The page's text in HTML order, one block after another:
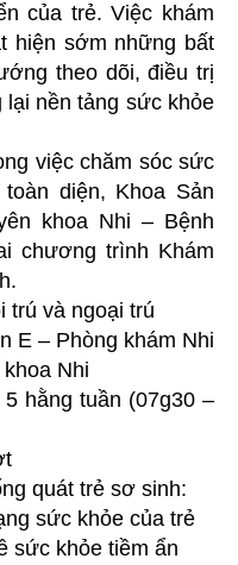
của trẻ. Việc khám
hiện sớm những bất
theo dõi, điều trị
nền tảng sức khỏe
việc chăm sóc sức
diện, Khoa Sản
khoa Nhi – Bệnh
chương trình Khám
trú và ngoại trú
E – Phòng khám Nhi
Nhi
hằng tuần (07g30 –
quát trẻ sơ sinh:
sức khỏe của trẻ
sức khỏe tiềm ẩn